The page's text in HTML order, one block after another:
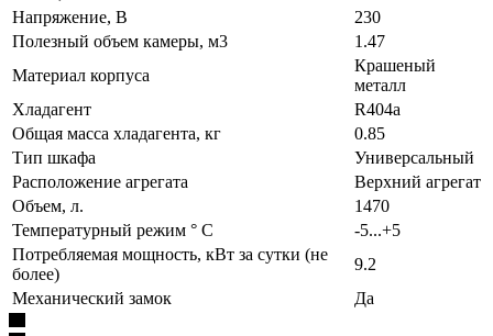
Напряжение, В
230
Полезный объем камеры, м3
1.47
Материал корпуса
Крашеный
металл
Хладагент
R404а
Общая масса хладагента, кг
0.85
Тип шкафа
Универсальный
Расположение агрегата
Верхний агрегат
Объем, л.
1470
Температурный режим ° С
-5...+5
Потребляемая мощность, кВт за сутки (не
более)
9.2
Механический замок
Да